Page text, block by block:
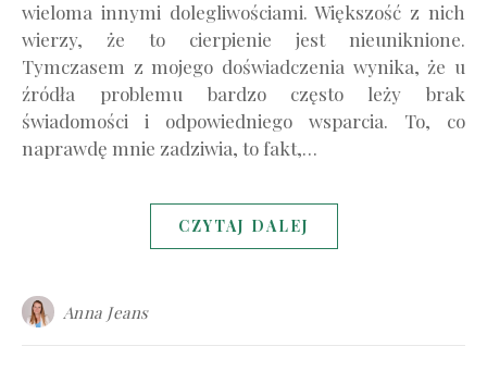
wieloma innymi dolegliwościami. Większość z nich
wierzy, że to cierpienie jest nieuniknione.
Tymczasem z mojego doświadczenia wynika, że u
źródła problemu bardzo często leży brak
świadomości i odpowiedniego wsparcia. To, co
naprawdę mnie zadziwia, to fakt,…
CZYTAJ DALEJ
Anna Jeans